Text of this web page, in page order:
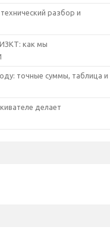
разбор и
как мы
точные суммы, таблица и
делает